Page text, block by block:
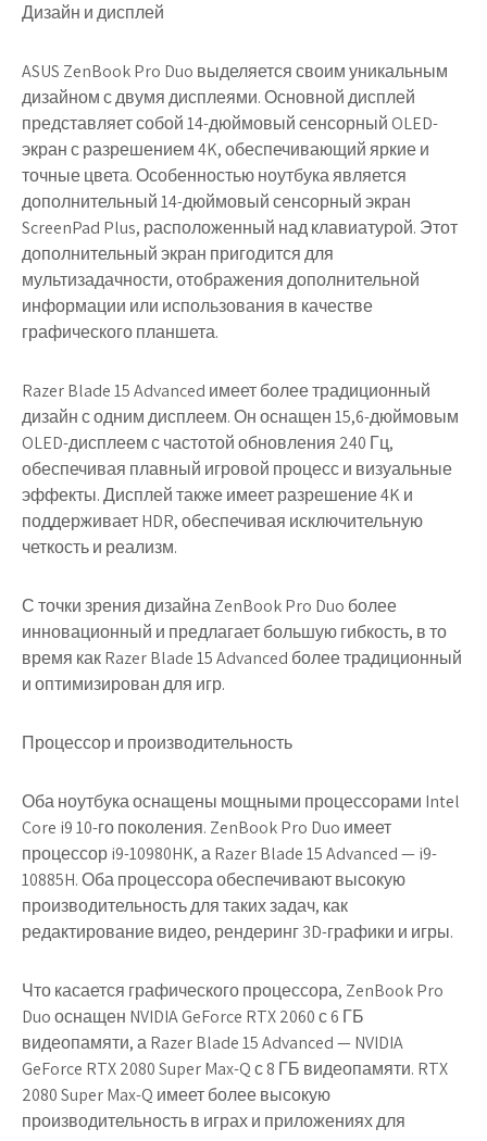
Дизайн и дисплей
ASUS ZenBook Pro Duo выделяется своим уникальным
дизайном с двумя дисплеями. Основной дисплей
представляет собой 14-дюймовый сенсорный OLED-
экран с разрешением 4K, обеспечивающий яркие и
точные цвета. Особенностью ноутбука является
дополнительный 14-дюймовый сенсорный экран
ScreenPad Plus, расположенный над клавиатурой. Этот
дополнительный экран пригодится для
мультизадачности, отображения дополнительной
информации или использования в качестве
графического планшета.
Razer Blade 15 Advanced имеет более традиционный
дизайн с одним дисплеем. Он оснащен 15,6-дюймовым
OLED-дисплеем с частотой обновления 240 Гц,
обеспечивая плавный игровой процесс и визуальные
эффекты. Дисплей также имеет разрешение 4K и
поддерживает HDR, обеспечивая исключительную
четкость и реализм.
С точки зрения дизайна ZenBook Pro Duo более
инновационный и предлагает большую гибкость, в то
время как Razer Blade 15 Advanced более традиционный
и оптимизирован для игр.
Процессор и производительность
Оба ноутбука оснащены мощными процессорами Intel
Core i9 10-го поколения. ZenBook Pro Duo имеет
процессор i9-10980HK, а Razer Blade 15 Advanced — i9-
10885H. Оба процессора обеспечивают высокую
производительность для таких задач, как
редактирование видео, рендеринг 3D-графики и игры.
Что касается графического процессора, ZenBook Pro
Duo оснащен NVIDIA GeForce RTX 2060 с 6 ГБ
видеопамяти, а Razer Blade 15 Advanced — NVIDIA
GeForce RTX 2080 Super Max-Q с 8 ГБ видеопамяти. RTX
2080 Super Max-Q имеет более высокую
производительность в играх и приложениях для